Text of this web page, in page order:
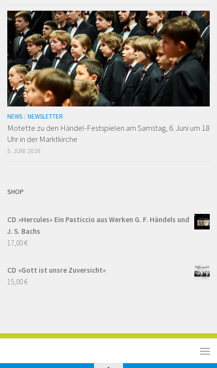
NEWS / NEWSLETTER
Motette zu den Händel-Festspielen am Samstag, 6. Juni um 18
Uhr in der Marktkirche
5. JUNI 2026
SHOP
CD »Hercules« Ein Pasticcio aus Werken G. F. Händels und
J. S. Bachs
17,00€
CD »Gott ist unsre Zuversicht«
15,00€